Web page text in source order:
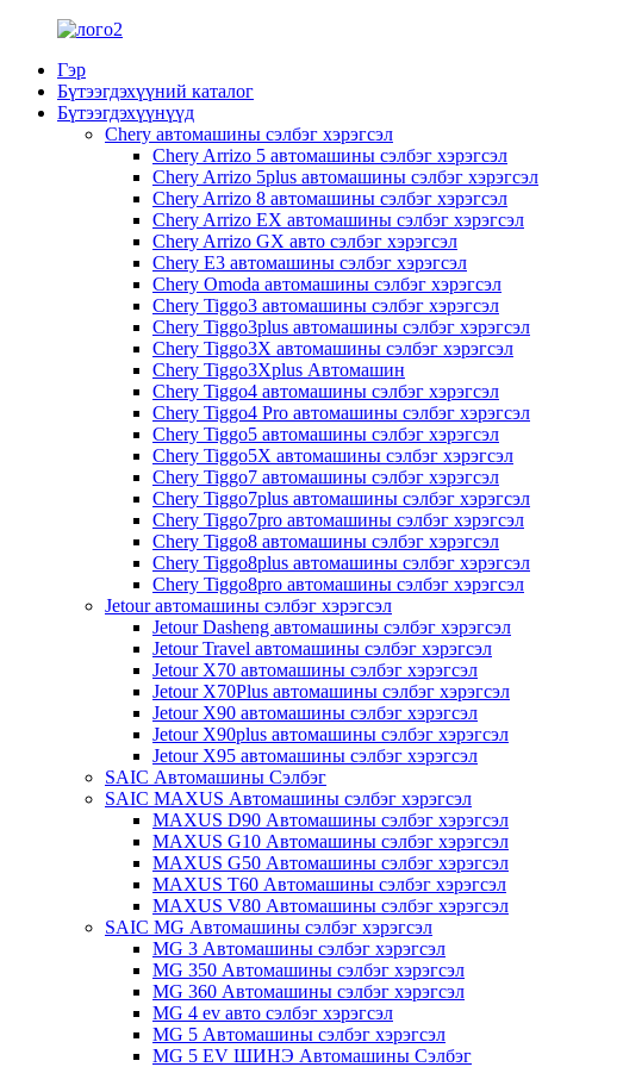
Гэр
Бүтээгдэхүүний каталог
Бүтээгдэхүүнүүд
Chery автомашины сэлбэг хэрэгсэл
Chery Arrizo 5 автомашины сэлбэг хэрэгсэл
Chery Arrizo 5plus автомашины сэлбэг хэрэгсэл
Chery Arrizo 8 автомашины сэлбэг хэрэгсэл
Chery Arrizo EX автомашины сэлбэг хэрэгсэл
Chery Arrizo GX авто сэлбэг хэрэгсэл
Chery E3 автомашины сэлбэг хэрэгсэл
Chery Omoda автомашины сэлбэг хэрэгсэл
Chery Tiggo3 автомашины сэлбэг хэрэгсэл
Chery Tiggo3plus автомашины сэлбэг хэрэгсэл
Chery Tiggo3X автомашины сэлбэг хэрэгсэл
Chery Tiggo3Xplus Автомашин
Chery Tiggo4 автомашины сэлбэг хэрэгсэл
Chery Tiggo4 Pro автомашины сэлбэг хэрэгсэл
Chery Tiggo5 автомашины сэлбэг хэрэгсэл
Chery Tiggo5X автомашины сэлбэг хэрэгсэл
Chery Tiggo7 автомашины сэлбэг хэрэгсэл
Chery Tiggo7plus автомашины сэлбэг хэрэгсэл
Chery Tiggo7pro автомашины сэлбэг хэрэгсэл
Chery Tiggo8 автомашины сэлбэг хэрэгсэл
Chery Tiggo8plus автомашины сэлбэг хэрэгсэл
Chery Tiggo8pro автомашины сэлбэг хэрэгсэл
Jetour автомашины сэлбэг хэрэгсэл
Jetour Dasheng автомашины сэлбэг хэрэгсэл
Jetour Travel автомашины сэлбэг хэрэгсэл
Jetour X70 автомашины сэлбэг хэрэгсэл
Jetour X70Plus автомашины сэлбэг хэрэгсэл
Jetour X90 автомашины сэлбэг хэрэгсэл
Jetour X90plus автомашины сэлбэг хэрэгсэл
Jetour X95 автомашины сэлбэг хэрэгсэл
SAIC Автомашины Сэлбэг
SAIC MAXUS Автомашины сэлбэг хэрэгсэл
MAXUS D90 Автомашины сэлбэг хэрэгсэл
MAXUS G10 Автомашины сэлбэг хэрэгсэл
MAXUS G50 Автомашины сэлбэг хэрэгсэл
MAXUS T60 Автомашины сэлбэг хэрэгсэл
MAXUS V80 Автомашины сэлбэг хэрэгсэл
SAIC MG Автомашины сэлбэг хэрэгсэл
MG 3 Автомашины сэлбэг хэрэгсэл
MG 350 Автомашины сэлбэг хэрэгсэл
MG 360 Автомашины сэлбэг хэрэгсэл
MG 4 ev авто сэлбэг хэрэгсэл
MG 5 Автомашины сэлбэг хэрэгсэл
MG 5 EV ШИНЭ Автомашины Сэлбэг